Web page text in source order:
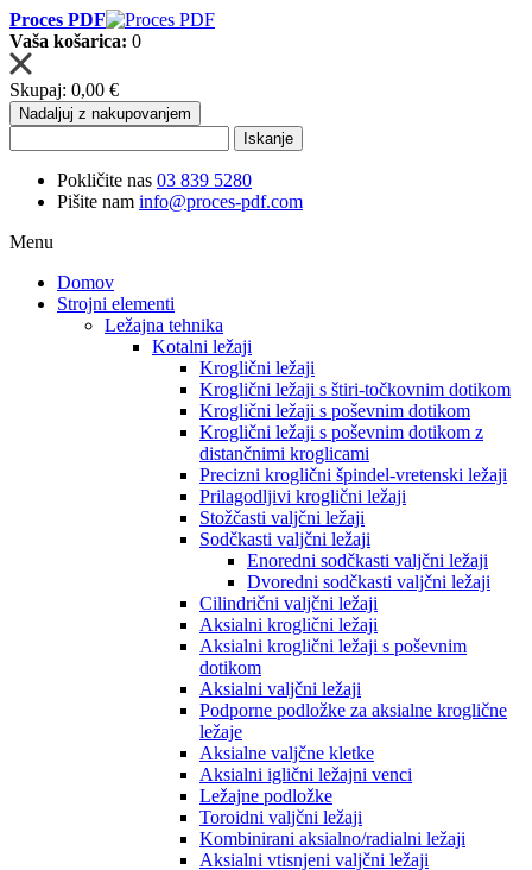
Proces PDF
Vaša košarica: 0
Skupaj: 0,00 €
Nadaljuj z nakupovanjem
Iskanje
Pokličite nas 03 839 5280
Pišite nam info@proces-pdf.com
Menu
Domov
Strojni elementi
Ležajna tehnika
Kotalni ležaji
Kroglični ležaji
Kroglični ležaji s štiri-točkovnim dotikom
Kroglični ležaji s poševnim dotikom
Kroglični ležaji s poševnim dotikom z
distančnimi kroglicami
Precizni kroglični špindel-vretenski ležaji
Prilagodljivi kroglični ležaji
Stožčasti valjčni ležaji
Sodčkasti valjčni ležaji
Enoredni sodčkasti valjčni ležaji
Dvoredni sodčkasti valjčni ležaji
Cilindrični valjčni ležaji
Aksialni kroglični ležaji
Aksialni kroglični ležaji s poševnim
dotikom
Aksialni valjčni ležaji
Podporne podložke za aksialne kroglične
ležaje
Aksialne valjčne kletke
Aksialni iglični ležajni venci
Ležajne podložke
Toroidni valjčni ležaji
Kombinirani aksialno/radialni ležaji
Aksialni vtisnjeni valjčni ležaji